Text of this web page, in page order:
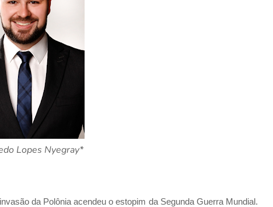
Lopes Nyegray*
da Polônia acendeu o estopim da Segunda Guerra Mundial.